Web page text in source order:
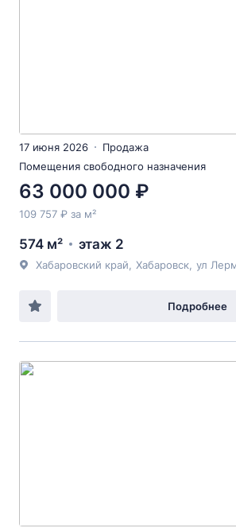
17 июня 2026
Продажа
Помещения свободного назначения
63 000 000 ₽
109 757 ₽ за м²
574 м² этаж 2
Хабаровский край Хабаровск ул
Подробнее